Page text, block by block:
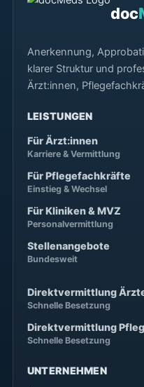
doc
Anerkennung,
klarer Struktur und
Ärzt:innen,
LEISTUNGEN
Für Ärzt:innen
Karriere & Vermittlung
Für Pflegefachkräfte
Einstieg & Wechsel
Für Kliniken & MVZ
Personalvermittlung
Stellenangebote
Bundesweit
Direktvermittlung
Schnelle Besetzung
Direktvermittlung
Schnelle Besetzung
UNTERNEHMEN